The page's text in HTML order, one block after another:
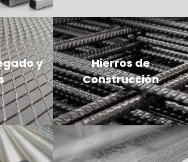
y
Hierros de
Construcción